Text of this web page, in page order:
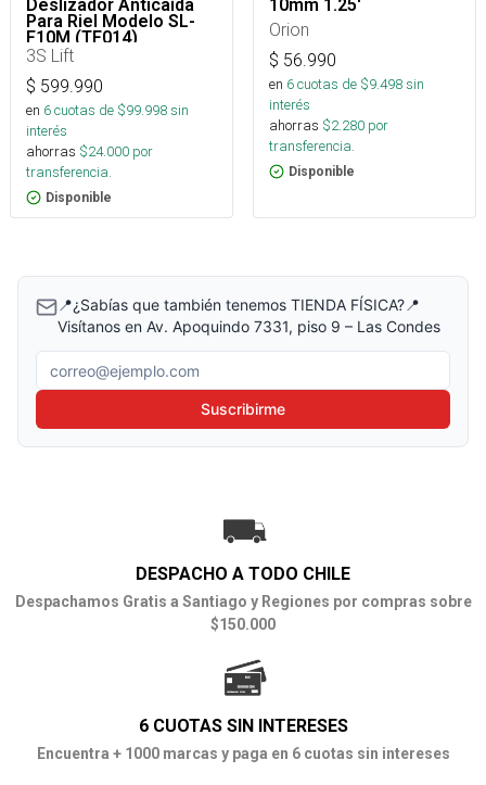
Deslizador Anticaída
Para Riel Modelo SL-
F10M (TF014)
3S Lift
$ 599.990
en 6cuotas de $99.998sin
interés
ahorras $24.000 por
transferencia.
Disponible
10mm 1.25'
Orion
$ 56.990
en 6cuotas de $9.498sin
interés
ahorras $2.280 por
transferencia.
Disponible
📍¿Sabías que también tenemos TIENDA FÍSICA?📍
Visítanos en Av. Apoquindo 7331, piso 9 – Las Condes
Correo electrónico
Suscribirme
DESPACHO A TODO CHILE
Despachamos Gratis a Santiago y Regiones por compras sobre
$150.000
6 CUOTAS SIN INTERESES
Encuentra + 1000 marcas y paga en 6 cuotas sin intereses